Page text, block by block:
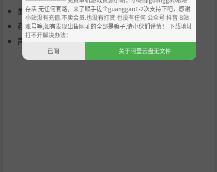
显卡:512 MB available space
存储空间:需要 1 GB 可用空间
声卡:
存活 无任何套路，来了顺手搓个guanggao1-2次支持下吧，感谢
小站没有充值.不卖会员.也没有打赏 也没有任何 公众号 抖音 B站
账号等,如有发现出售网址的全部是骗子,请小伙们谨慎！ 下载地址
打不开解决办法：
已阅
关于阿里云盘无文件